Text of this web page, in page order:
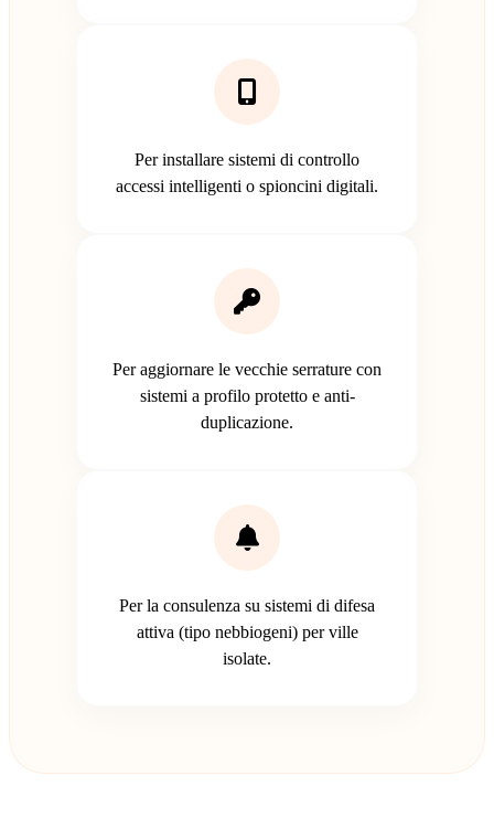
Per installare sistemi di controllo
accessi intelligenti o spioncini digitali.
Per aggiornare le vecchie serrature con
sistemi a profilo protetto e anti-
duplicazione.
Per la consulenza su sistemi di difesa
attiva (tipo nebbiogeni) per ville
isolate.